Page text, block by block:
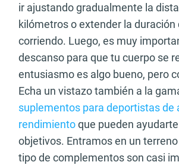
ir ajustando gradualmente la
kilómetros o extender la
corriendo. Luego, es muy
descanso para que tu cuerpo se
entusiasmo es algo bueno, pero
Echa un vistazo también a la
suplementos para deportistas de
rendimientoque pueden
objetivos. Entramos en un
tipo de complementos son casi